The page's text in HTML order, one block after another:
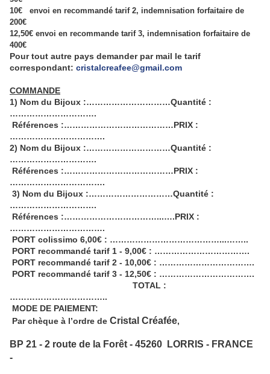
10€ envoi en recommandé tarif 2, indemnisation forfaitaire de
200€
12,50€ envoi en recommande tarif 3, indemnisation forfaitaire de
400€
Pour tout autre pays demander par mail le tarif
correspondant: cristalcreafee@gmail.com
COMMANDE
1) Nom du Bijoux :…………………………Quantité :
………………………….
Références :…………………………………PRIX :
…………………………….
2) Nom du Bijoux :…………………………Quantité :
………………………….
Références :…………………………………PRIX :
…………………………….
3) Nom du Bijoux :…………………………Quantité :
………………………….
Références :……………………………...….PRIX :
…………………………….
PORT colissimo 6,00€ : …………………………………...……..
PORT recommandé tarif 1 - 9,00€ : …………………………….
PORT recommandé tarif 2 - 10,00€ : …………………………….
PORT recommandé tarif 3 - 12,50€ : …………………………….
TOTAL :
……………………………..
MODE DE PAIEMENT:
Par chèque à l’ordre de Cristal Créafée,
BP 21 - 2 route de la Forêt - 45260 LORRIS - FRANCE
-